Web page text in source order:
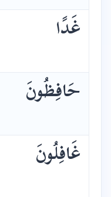
غَدًا
حَافِظُونَ
غَافِلُونَ